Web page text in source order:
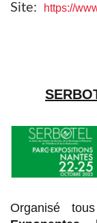
Site:
https://
Organisé